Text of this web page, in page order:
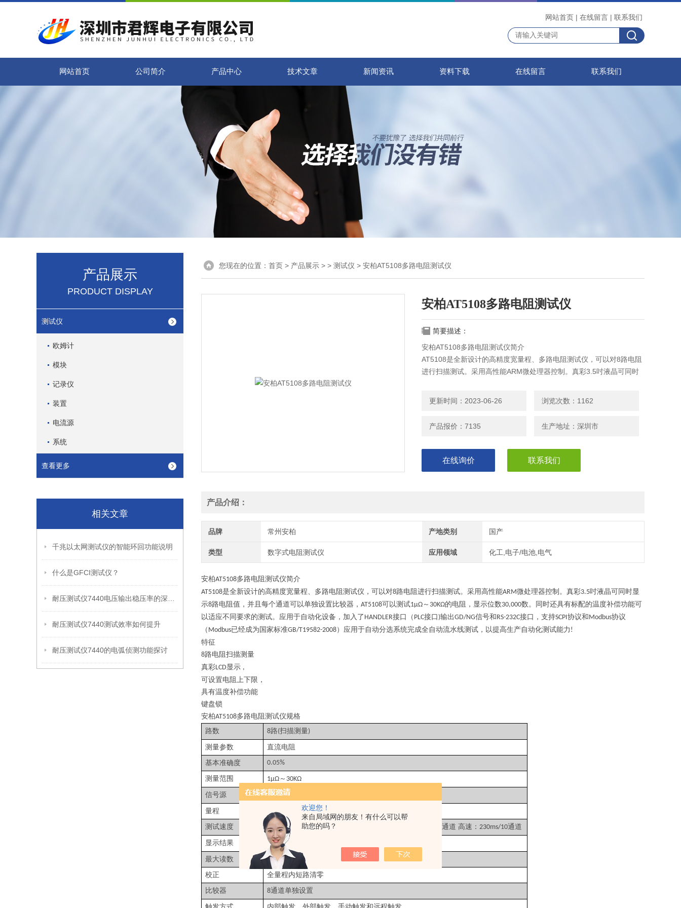
欢迎您！
来自局域网的朋友！有什么可以帮
助您的吗？
网站首页 | 在线留言 | 联系我们
网站首页 公司简介 产品中心 技术文章 新闻资讯 资料下载 在线留言 联系我们
产品展示
PRODUCT DISPLAY
测试仪
欧姆计
模块
记录仪
装置
电流源
系统
查看更多
相关文章
千兆以太网测试仪的智能环回功能说明
什么是GFCI测试仪？
耐压测试仪7440测试效率如何提升
耐压测试仪7440的电弧侦测功能探讨
您现在的位置： 首页 > 产品展示 > > 测试仪 > 安柏AT5108多路电阻测试仪
安柏AT5108多路电阻测试仪
简要描述：
安柏AT5108多路电阻测试仪简介
AT5108是全新设计的高精度宽量程、多路电阻测试仪，可以对8路电阻
进行扫描测试。采用高性能ARM微处理器控制。真彩3.5吋液晶可同时
1μΩ～30KΩ的电阻，显示位数30,000数。同时还具有标配的温度补偿
更新时间：2023-06-26 浏览次数：1162
产品报价：7135 生产地址：深圳市
在线询价 联系我们
产品介绍：
品牌 常州安柏 产地类别 国产
类型 数字式电阻测试仪 应用领域 化工,电子/电池,电气
安柏AT5108多路电阻测试仪简介
AT5108是全新设计的高精度宽量程、多路电阻测试仪，可以对8路电阻进行扫描测试。采用高性能ARM微处理器控制。真彩3.5吋液晶可同时显
示8路电阻值，并且每个通道可以单独设置比较器， AT5108可以测试1μΩ ～ 30KΩ的电阻，显示位数30,000数。同时还具有标配的温度补偿功能可
以适应不同要求的测试。应用于自动化设备，加入了 HANDLER接口（ PLC接口 )输出GD/NG信号和 RS-232C接口，支持SCPI协议和 Modbus协议
（ Modbus已经成为国家标准GB/T19582-2008）应用于自动分选系统完成全自动流水线测试，以提高生产自动化测试能力 !
特征
8路电阻扫描测量
真彩LCD显示 ,
可设置电阻上下限，
具有温度补偿功能
键盘锁
安柏AT5108多路电阻测试仪规格
路数
8路(扫描测量)
测量参数 直流电阻
基本准确度 0.05%
测量范围 1μΩ ～ 30KΩ
信号源 电流：<1A
量程 自动和手动
测试速度 慢速：3.4S/10通道 中速： 通道 高速： 230ms/10通道
显示结果 8路直读显示
最大读数 30,000
校正 全量程内短路清零
比较器 8通道单独设置